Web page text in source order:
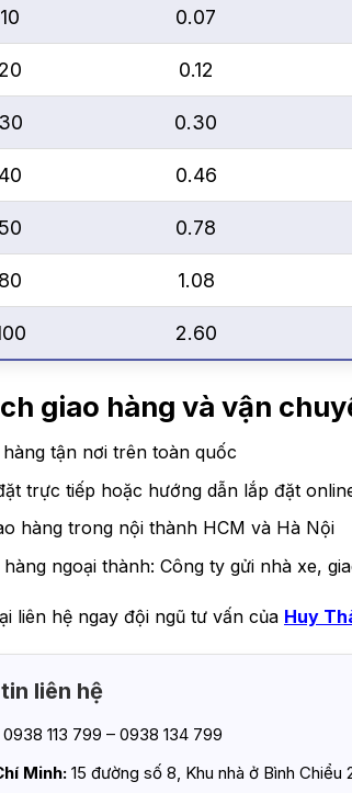
0.07
0.12
0.30
0.46
0.78
1.08
2.60
giao hàng và vận
tận nơi trên toàn quốc
trực tiếp hoặc hướng dẫn lắp đặt
hàng trong nội thành HCM và Hà Nội
ngoại thành: Công ty gửi nhà xe,
liên hệ ngay đội ngũ tư vấn của Huy
liên hệ
0938 113 799 – 0938 134 799
Minh: 15 đường số 8, Khu nhà ở Bình